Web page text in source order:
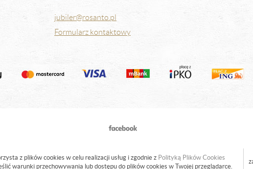
jubiler@rosanto.pl
Formularz kontaktowy
z plików cookies w celu realizacji usług i zgodnie z Polityką Plików Cookies
warunki przechowywania lub dostępu do plików cookies w Twojej przeglądarce.